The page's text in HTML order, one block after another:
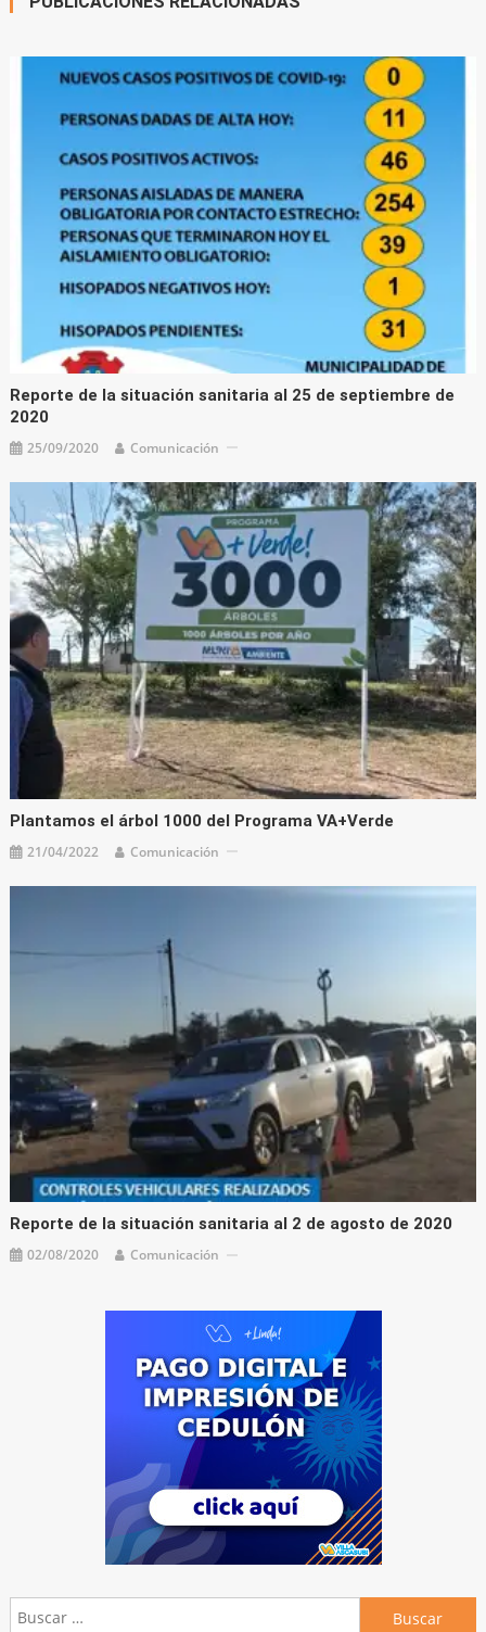
Reporte de la situación sanitaria al 25 de septiembre de
2020
25/09/2020 Comunicación
Plantamos el árbol 1000 del Programa VA+Verde
21/04/2022 Comunicación
Reporte de la situación sanitaria al 2 de agosto de 2020
02/08/2020 Comunicación
Buscar: